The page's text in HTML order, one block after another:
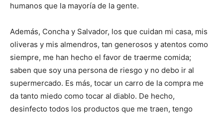
humanos que la mayoría de la gente.
Además, Concha y Salvador, los que cuidan mi casa, mis
oliveras y mis almendros, tan generosos y atentos como
siempre, me han hecho el favor de traerme comida;
saben que soy una persona de riesgo y no debo ir al
supermercado. Es más, tocar un carro de la compra me
da tanto miedo como tocar al diablo. De hecho,
desinfecto todos los productos que me traen, tengo